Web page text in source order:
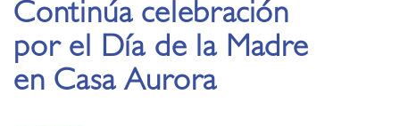
Continúa celebración
por el Día de la Madre
en Casa Aurora